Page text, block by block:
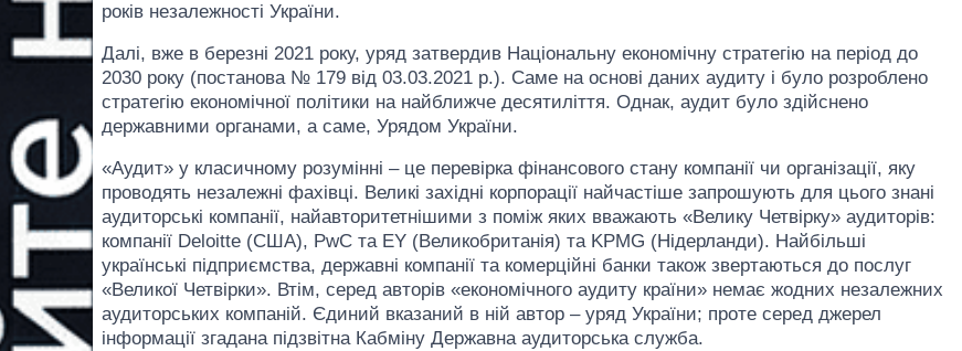
років незалежності України.
Далі, вже в березні 2021 року, уряд затвердив Національну економічну стратегію на період до
2030 року (постанова № 179 від 03.03.2021 р.). Саме на основі даних аудиту і було розроблено
стратегію економічної політики на найближче десятиліття. Однак, аудит було здійснено
державними органами, а саме, Урядом України.
«Аудит» у класичному розумінні – це перевірка фінансового стану компанії чи організації, яку
проводять незалежні фахівці. Великі західні корпорації найчастіше запрошують для цього знані
аудиторські компанії, найавторитетнішими з поміж яких вважають «Велику Четвірку» аудиторів:
компанії Deloitte (США), PwC та EY (Великобританія) та KPMG (Нідерланди). Найбільші
українські підприємства, державні компанії та комерційні банки також звертаються до послуг
«Великої Четвірки». Втім, серед авторів «економічного аудиту країни» немає жодних незалежних
аудиторських компаній. Єдиний вказаний в ній автор – уряд України; проте серед джерел
інформації згадана підзвітна Кабміну Державна аудиторська служба.
Скільки картоплі
Україні до і під час
великої війни